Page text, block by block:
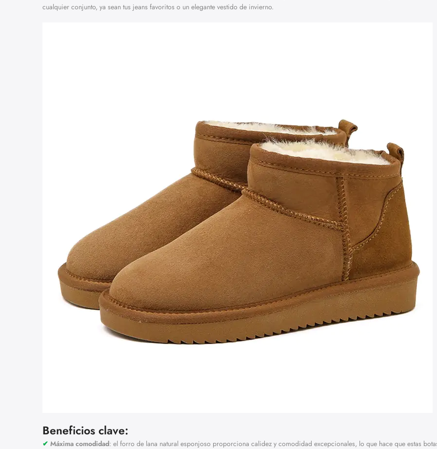
cualquier conjunto, ya sean tus jeans favoritos o un elegante vestido de invierno.
Beneficios clave:
✔︎ Máxima comodidad: el forro de lana natural esponjoso proporciona calidez y comodidad excepcionales, lo que hace que estas